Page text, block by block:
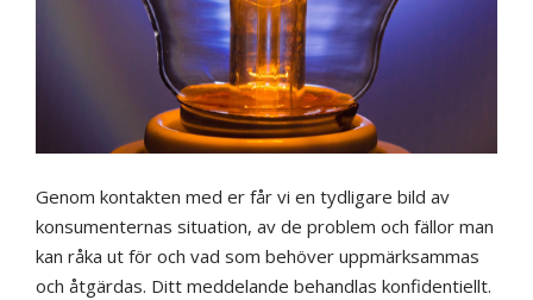
Genom kontakten med er får vi en tydligare bild av
konsumenternas situation, av de problem och fällor man
kan råka ut för och vad som behöver uppmärksammas
och åtgärdas. Ditt meddelande behandlas konfidentiellt.